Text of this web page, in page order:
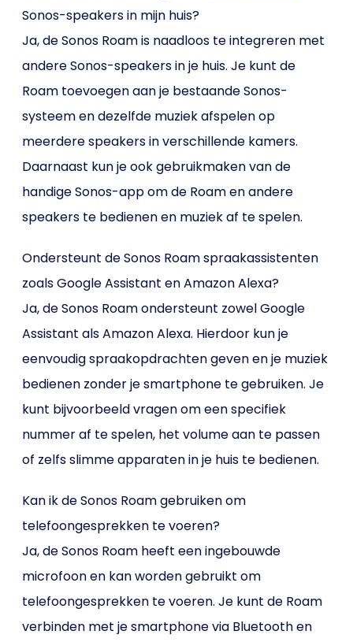
Sonos-speakers in mijn huis?
Ja, de Sonos Roam is naadloos te integreren met
andere Sonos-speakers in je huis. Je kunt de
Roam toevoegen aan je bestaande Sonos-
systeem en dezelfde muziek afspelen op
meerdere speakers in verschillende kamers.
Daarnaast kun je ook gebruikmaken van de
handige Sonos-app om de Roam en andere
speakers te bedienen en muziek af te spelen.
Ondersteunt de Sonos Roam spraakassistenten
zoals Google Assistant en Amazon Alexa?
Ja, de Sonos Roam ondersteunt zowel Google
Assistant als Amazon Alexa. Hierdoor kun je
eenvoudig spraakopdrachten geven en je muziek
bedienen zonder je smartphone te gebruiken. Je
kunt bijvoorbeeld vragen om een specifiek
nummer af te spelen, het volume aan te passen
of zelfs slimme apparaten in je huis te bedienen.
Kan ik de Sonos Roam gebruiken om
telefoongesprekken te voeren?
Ja, de Sonos Roam heeft een ingebouwde
microfoon en kan worden gebruikt om
telefoongesprekken te voeren. Je kunt de Roam
verbinden met je smartphone via Bluetooth en